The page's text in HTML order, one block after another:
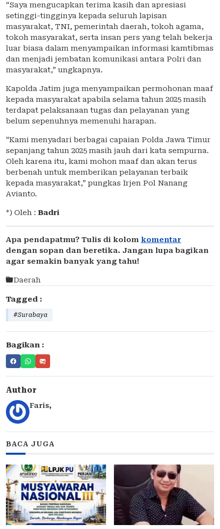
“Saya mengucapkan terima kasih dan apresiasi
setinggi-tingginya kepada seluruh lapisan
masyarakat, TNI, pemerintah daerah, tokoh agama,
tokoh masyarakat, serta insan pers yang telah bekerja
luar biasa dalam menyampaikan informasi kamtibmas
dan menjadi jembatan komunikasi antara Polri dan
masyarakat,” ungkapnya.
Kapolda Jatim juga menyampaikan permohonan maaf
kepada masyarakat apabila selama tahun 2025 masih
terdapat pelaksanaan tugas dan pelayanan yang
belum sepenuhnya memenuhi harapan.
“Kami menyadari berbagai capaian Polda Jawa Timur
sepanjang tahun 2025 masih jauh dari kata sempurna.
Oleh karena itu, kami mohon maaf dan akan terus
berbenah untuk memberikan pelayanan terbaik
kepada masyarakat,” pungkas Irjen Pol Nanang
Avianto.
*) Oleh : Badri
Apa pendapatmu? Tulis di kolom komentar
dengan sopan dan beretika. Jangan lupa bagikan
agar semakin banyak yang tahu!
Daerah
Tagged :
#Surabaya
Bagikan :
Author
Faris,
BACA JUGA